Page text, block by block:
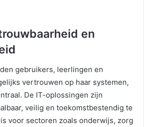
en
gebruikers, leerlingen en
vertrouwen op haar systemen,
De IT-oplossingen zijn
veilig en toekomstbestendig te
voor sectoren zoals onderwijs, zorg